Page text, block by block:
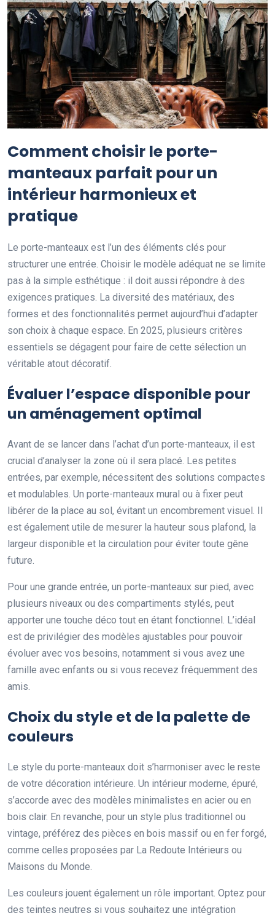
Comment choisir le porte-
manteaux parfait pour un
intérieur harmonieux et
pratique
Le porte-manteaux est l’un des éléments clés pour
structurer une entrée. Choisir le modèle adéquat ne se limite
pas à la simple esthétique : il doit aussi répondre à des
exigences pratiques. La diversité des matériaux, des
formes et des fonctionnalités permet aujourd’hui d’adapter
son choix à chaque espace. En 2025, plusieurs critères
essentiels se dégagent pour faire de cette sélection un
véritable atout décoratif.
Évaluer l’espace disponible pour
un aménagement optimal
Avant de se lancer dans l’achat d’un porte-manteaux, il est
crucial d’analyser la zone où il sera placé. Les petites
entrées, par exemple, nécessitent des solutions compactes
et modulables. Un porte-manteaux mural ou à fixer peut
libérer de la place au sol, évitant un encombrement visuel. Il
est également utile de mesurer la hauteur sous plafond, la
largeur disponible et la circulation pour éviter toute gêne
future.
Pour une grande entrée, un porte-manteaux sur pied, avec
plusieurs niveaux ou des compartiments stylés, peut
apporter une touche déco tout en étant fonctionnel. L’idéal
est de privilégier des modèles ajustables pour pouvoir
évoluer avec vos besoins, notamment si vous avez une
famille avec enfants ou si vous recevez fréquemment des
amis.
Choix du style et de la palette de
couleurs
Le style du porte-manteaux doit s’harmoniser avec le reste
de votre décoration intérieure. Un intérieur moderne, épuré,
s’accorde avec des modèles minimalistes en acier ou en
bois clair. En revanche, pour un style plus traditionnel ou
vintage, préférez des pièces en bois massif ou en fer forgé,
comme celles proposées par La Redoute Intérieurs ou
Maisons du Monde.
Les couleurs jouent également un rôle important. Optez pour
des teintes neutres si vous souhaitez une intégration